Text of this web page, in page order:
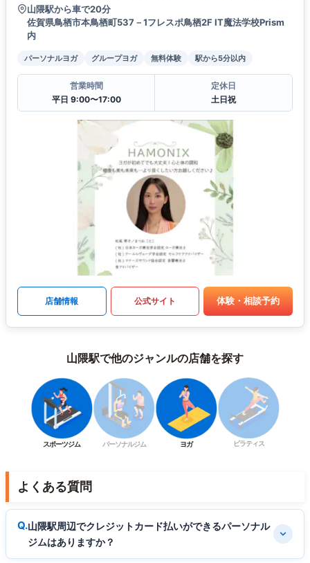
山隈駅から車で20分
佐賀県鳥栖市本鳥栖町537－1フレスポ鳥栖2F IT魔法学校Prism
内
パーソナルヨガ グループヨガ 無料体験 駅から5分以内
営業時間
平日 9:00〜17:00
定休日
土日祝
店舗情報 公式サイト 体験・相談予約
山隈駅で他のジャンルの店舗を探す
スポーツジム パーソナルジム ヨガ ピラティス
よくある質問
山隈駅周辺でクレジットカード払いができるパーソナル
ジムはありますか？